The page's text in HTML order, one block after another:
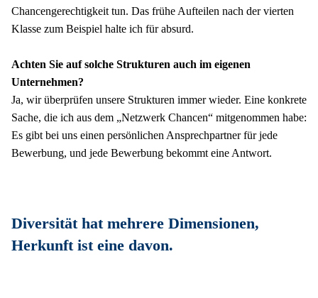
Chancengerechtigkeit tun. Das frühe Aufteilen nach der vierten
Klasse zum Beispiel halte ich für absurd.
Achten Sie auf solche Strukturen auch im eigenen
Unternehmen?
Ja, wir überprüfen unsere Strukturen immer wieder. Eine konkrete
Sache, die ich aus dem „Netzwerk Chancen“ mitgenommen habe:
Es gibt bei uns einen persönlichen Ansprechpartner für jede
Bewerbung, und jede Bewerbung bekommt eine Antwort.
Diversität hat mehrere Dimensionen,
Herkunft ist eine davon.